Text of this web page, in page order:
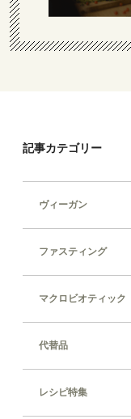
記事カテゴリー
ヴィーガン
ファスティング
マクロビオティック
代替品
レシピ特集